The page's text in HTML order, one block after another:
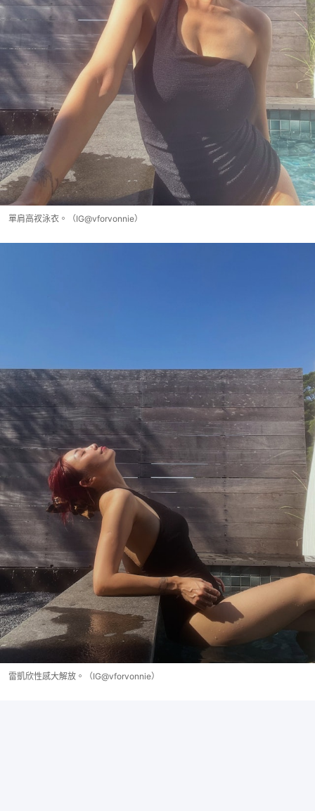
單肩高衩泳衣。（IG@vforvonnie）
雷凱欣性感大解放。（IG@vforvonnie）